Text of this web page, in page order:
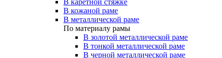
В каретной стяжке
В кожаной раме
В металлической раме
По материалу рамы
В золотой металлической раме
В тонкой металлической раме
В черной металлической раме